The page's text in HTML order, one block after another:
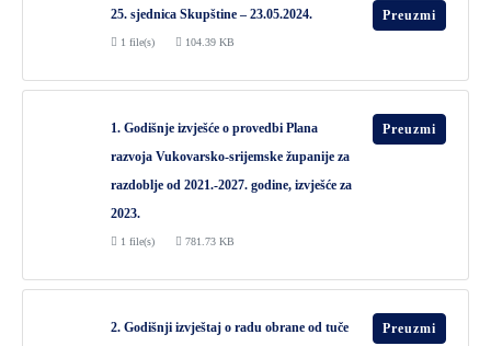
25. sjednica Skupštine – 23.05.2024.
1 file(s) 104.39 KB
Preuzmi
1. Godišnje izvješće o provedbi Plana
razvoja Vukovarsko-srijemske županije za
razdoblje od 2021.-2027. godine, izvješće za
2023.
1 file(s) 781.73 KB
Preuzmi
2. Godišnji izvještaj o radu obrane od tuče
Preuzmi